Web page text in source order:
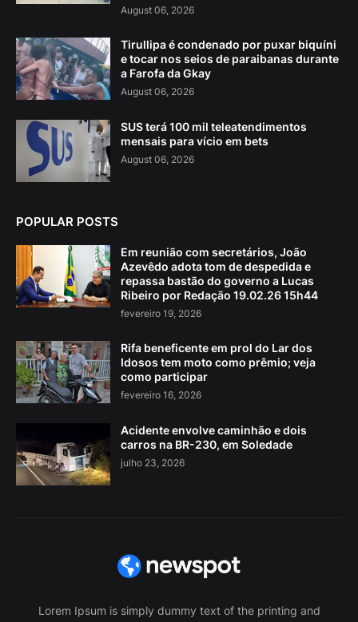
August 06, 2026
Tirullipa é condenado por puxar biquíni
e tocar nos seios de paraibanas durante
a Farofa da Gkay
August 06, 2026
SUS terá 100 mil teleatendimentos
mensais para vício em bets
August 06, 2026
POPULAR POSTS
Em reunião com secretários, João
Azevêdo adota tom de despedida e
repassa bastão do governo a Lucas
Ribeiro por Redação 19.02.26 15h44
fevereiro 19, 2026
Rifa beneficente em prol do Lar dos
Idosos tem moto como prêmio; veja
como participar
fevereiro 16, 2026
Acidente envolve caminhão e dois
carros na BR-230, em Soledade
julho 23, 2026
Lorem Ipsum is simply dummy text of the printing and